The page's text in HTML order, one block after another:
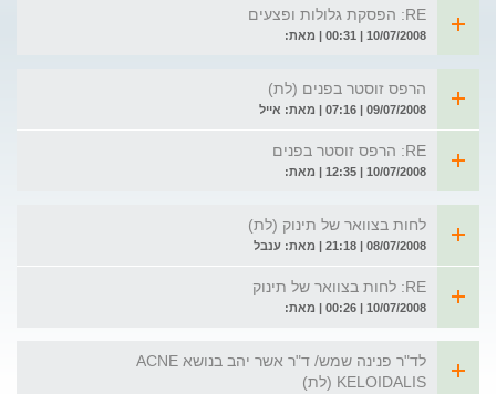
RE: הפסקת גלולות ופצעים
10/07/2008 | 00:31 | מאת:
הרפס זוסטר בפנים (לת)
09/07/2008 | 07:16 | מאת: אייל
RE: הרפס זוסטר בפנים
10/07/2008 | 12:35 | מאת:
לחות בצוואר של תינוק (לת)
08/07/2008 | 21:18 | מאת: ענבל
RE: לחות בצוואר של תינוק
10/07/2008 | 00:26 | מאת:
לד"ר פנינה שמש/ ד"ר אשר יהב בנושא ACNE
KELOIDALIS (לת)